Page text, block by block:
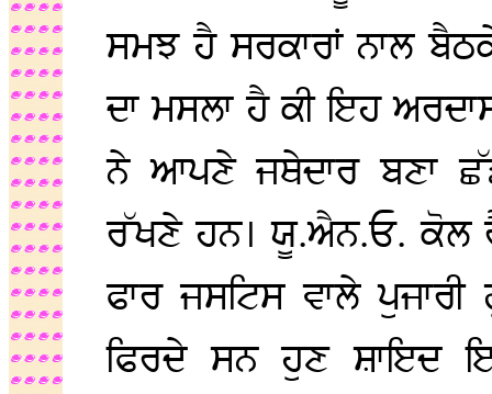
ਸਮਝ ਹੈ ਸਰਕਾਰਾਂ ਨਾਲ
ਦਾ ਮਸਲਾ ਹੈ ਕੀ ਇਹ
ਨੇ ਆਪਣੇ ਜਥੇਦਾਰ ਬਣਾ
ਰੱਖਣੇ ਹਨ। ਯੂ.ਐਨ.ਓ. ਕੋਲ
ਫਾਰ ਜਸਟਿਸ ਵਾਲੇ
ਫਿਰਦੇ ਸਨ ਹੁਣ ਸ਼ਾਇਦ